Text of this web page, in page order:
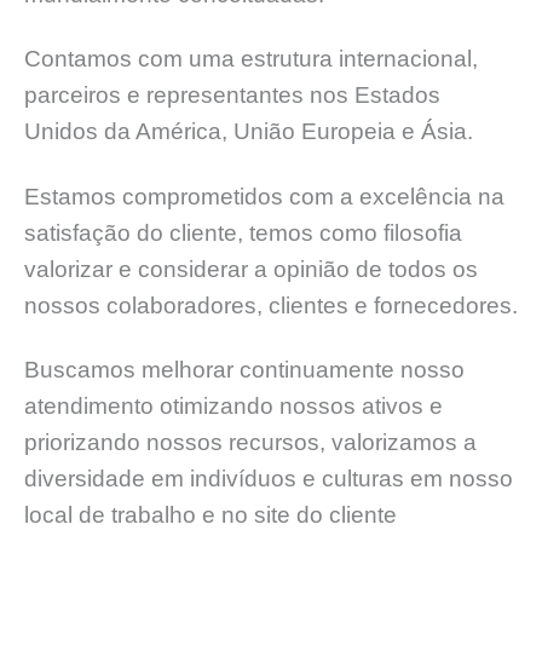
Contamos com uma estrutura internacional,
parceiros e representantes nos Estados
Unidos da América, União Europeia e Ásia.
Estamos comprometidos com a excelência na
satisfação do cliente, temos como filosofia
valorizar e considerar a opinião de todos os
nossos colaboradores, clientes e fornecedores.
Buscamos melhorar continuamente nosso
atendimento otimizando nossos ativos e
priorizando nossos recursos, valorizamos a
diversidade em indivíduos e culturas em nosso
local de trabalho e no site do cliente